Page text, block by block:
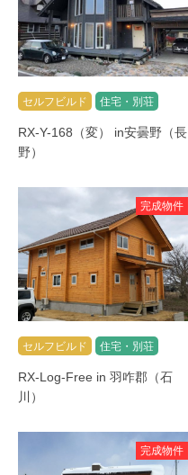
セルフビルド 住宅・別荘
RX-Y-168（変） in安曇野（長
野）
完成物件
セルフビルド 住宅・別荘
RX-Log-Free in 羽咋郡（石
川）
完成物件